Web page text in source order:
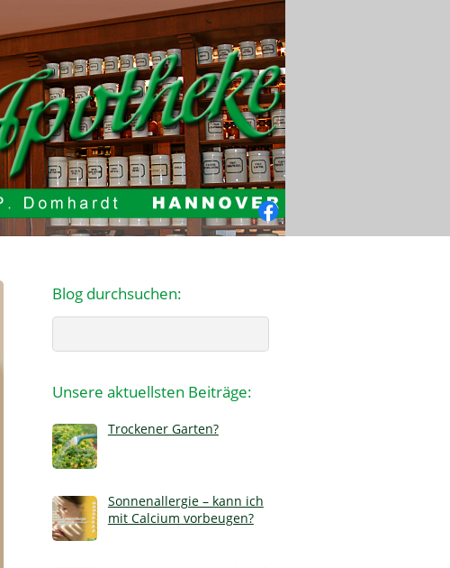
Facebook
Blog durchsuchen:
Unsere aktuellsten Beiträge:
Trockener Garten?
Sonnenallergie – kann ich
mit Calcium vorbeugen?